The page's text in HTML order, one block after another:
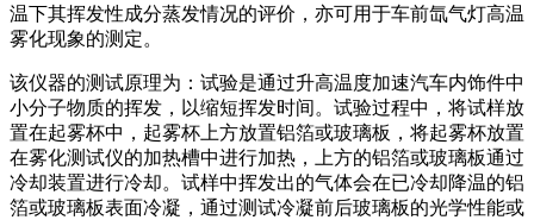
温下其挥发性成分蒸发情况的评价，亦可用于车前氙气灯高温
雾化现象的测定。
该仪器的测试原理为：试验是通过升高温度加速汽车内饰件中
小分子物质的挥发，以缩短挥发时间。试验过程中，将试样放
置在起雾杯中，起雾杯上方放置铝箔或玻璃板，将起雾杯放置
在雾化测试仪的加热槽中进行加热，上方的铝箔或玻璃板通过
冷却装置进行冷却。试样中挥发出的气体会在已冷却降温的铝
箔或玻璃板表面冷凝，通过测试冷凝前后玻璃板的光学性能或